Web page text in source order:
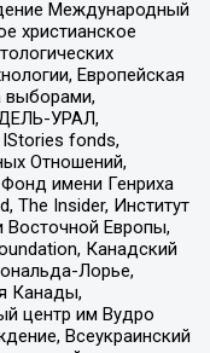
Международный
христианское
Европейская
выборами,
УРАЛ,
fonds,
Отношений,
имени Генриха
The Insider, Институт
Восточной Европы,
Канадский
Лорье,
Канады,
центр им Вудро
Всеукраинский